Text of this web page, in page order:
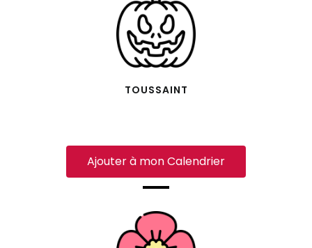
TOUSSAINT
Ajouter à mon Calendrier